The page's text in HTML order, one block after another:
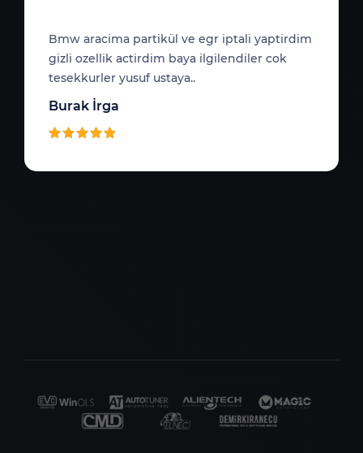
Bmw aracima partikül ve egr iptali yaptirdim
gizli ozellik actirdim baya ilgilendiler cok
tesekkurler yusuf ustaya..
Burak İrga